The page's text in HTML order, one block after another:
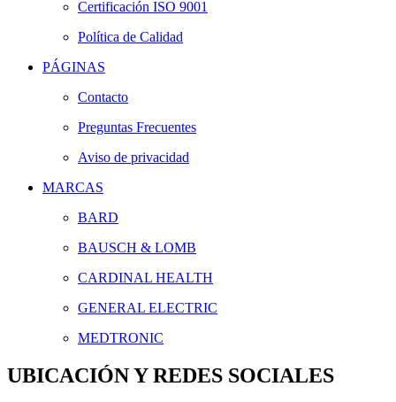
Certificación ISO 9001
Política de Calidad
PÁGINAS
Contacto
Preguntas Frecuentes
Aviso de privacidad
MARCAS
BARD
BAUSCH & LOMB
CARDINAL HEALTH
GENERAL ELECTRIC
MEDTRONIC
UBICACIÓN Y REDES SOCIALES